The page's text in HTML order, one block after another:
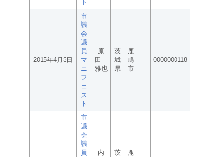
ト
2015年4月3日
市
議
会
議
員
マ
ニ
フ
ェ
ス
ト
原
田
雅也
茨
城
県
鹿
嶋
市
0000000118
市
議
会
議
員
内
茨
鹿